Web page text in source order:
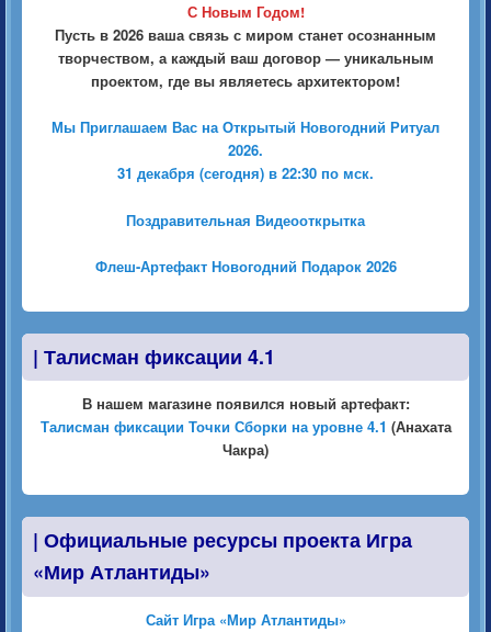
С Новым Годом!
Пусть в 2026 ваша связь с миром станет осознанным
творчеством, а каждый ваш договор — уникальным
проектом, где вы являетесь архитектором!
️️Мы Приглашаем Вас на Открытый Новогодний Ритуал
2026.
31 декабря (сегодня) в 22:30 по мск.
Поздравительная Видеооткрытка
Флеш-Артефакт Новогодний Подарок 2026
| Талисман фиксации 4.1
В нашем магазине появился новый артефакт:
Талисман фиксации Точки Сборки на уровне 4.1 (Анахата
Чакра)
| Официальные ресурсы проекта Игра
«Мир Атлантиды»
Сайт Игра «Мир Атлантиды»